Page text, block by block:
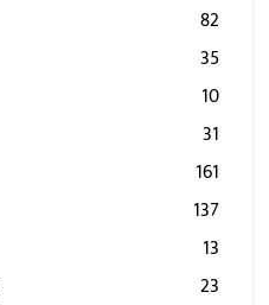
82
35
10
31
161
137
13
23